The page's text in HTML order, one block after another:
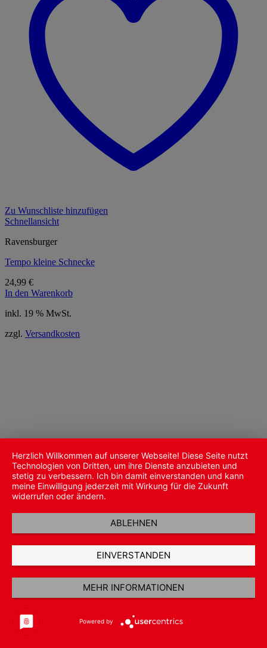
Zu Wunschliste hinzufügen
Schnellansicht
Ravensburger
Tempo kleine Schnecke
24,99 €
In den Warenkorb
inkl. 19 % MwSt.
zzgl. Versandkosten
Herzlich Willkommen auf unserer Webseite! Diese Seite nutzt
Technologien von Dritten, um ihre Dienste anzubieten und
stetig zu verbessern. Ich bin damit einverstanden und kann
meine Einwilligung jederzeit mit Wirkung für die Zukunft
widerrufen oder ändern.
ABLEHNEN
EINVERSTANDEN
MEHR INFORMATIONEN
Powered by